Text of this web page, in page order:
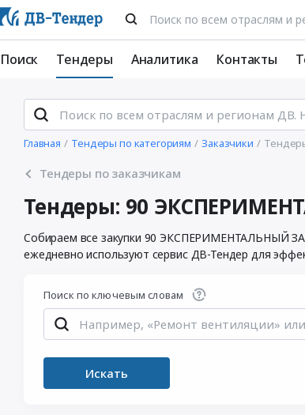
Поиск Тендеры Аналитика Контакты
Главная Тендеры по категориям Заказчики
Тендеры по заказчикам
Тендеры: 90
Собираем все закупки 90 ЭКСПЕРИМЕНТАЛЬНЫЙ
ежедневно используют сервис ДВ-Тендер для
Поиск по ключевым словам
Искать